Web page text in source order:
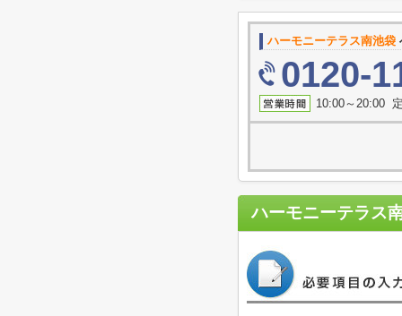
ハーモニーテラス南池袋
0120-
10:00～20:00
ハーモニーテラス